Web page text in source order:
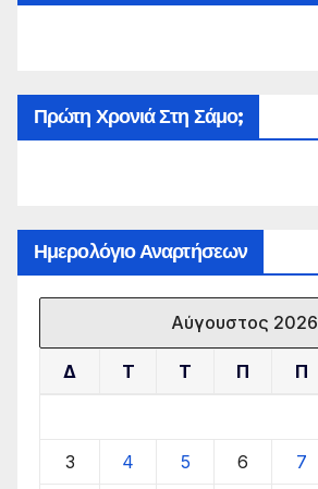
Πρώτη Χρονιά Στη Σάμο;
Ημερολόγιο Αναρτήσεων
Αύγουστος 2026
Δ Τ Τ Π Π
3 4 5 6 7